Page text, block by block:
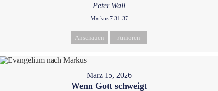
Peter Wall
Markus 7:31-37
Anschauen Anhören
März 15, 2026
Wenn Gott schweigt